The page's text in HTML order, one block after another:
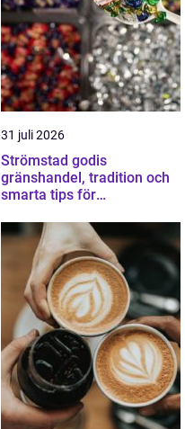
31 juli 2026
Strömstad godis
gränshandel, tradition och
smarta tips för